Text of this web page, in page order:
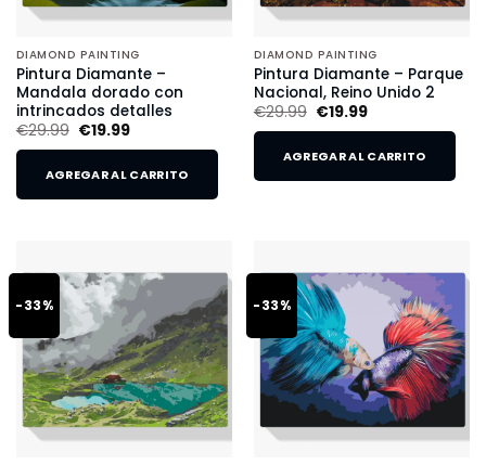
DIAMOND PAINTING
Pintura Diamante –
Mandala dorado con
intrincados detalles
€29.99 €19.99
AGREGAR AL CARRITO
DIAMOND PAINTING
Pintura Diamante – Parque
Nacional, Reino Unido 2
€29.99 €19.99
AGREGAR AL CARRITO
-33% -33%